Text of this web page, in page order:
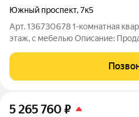
Южный проспект,7к5
Арт. 136730678 1-комнатная
этаж, с мебелью Описание:
угловая. На полу в комнате,
Балкон застеклен. В коридоре
5 265 760 ₽